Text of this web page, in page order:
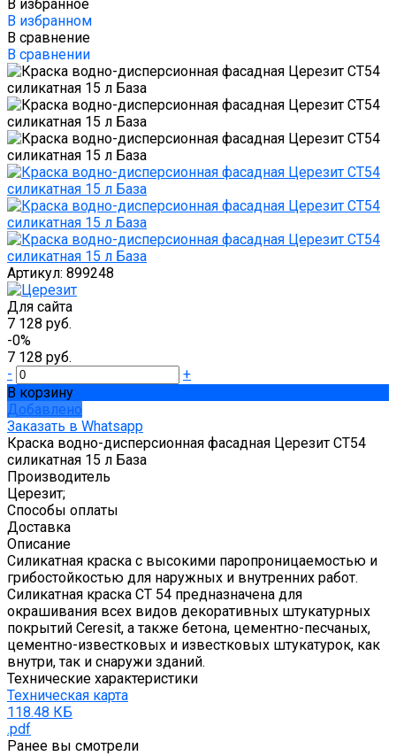
В избранное
В избранном
В сравнение
В сравнении
Артикул: 899248
Для сайта
7 128 руб.
-0%
7 128 руб.
-
+
В корзину
Добавлено
Заказать в Whatsapp
Краска водно-дисперсионная фасадная Церезит CT54
силикатная 15 л База
Производитель
Церезит;
Способы оплаты
Доставка
Описание
Силикатная краска с высокими паропроницаемостью и
грибостойкостью для наружных и внутренних работ.
Силикатная краска CT 54 предназначена для
окрашивания всех видов декоративных штукатурных
покрытий Ceresit, а также бетона, цементно-песчаных,
цементно-известковых и известковых штукатурок, как
внутри, так и снаружи зданий.
Технические характеристики
Техническая карта
118.48 КБ
.pdf
Ранее вы смотрели